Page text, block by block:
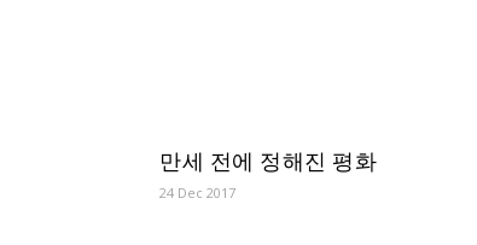
만세 전에 정해진 평화
24 Dec 2017